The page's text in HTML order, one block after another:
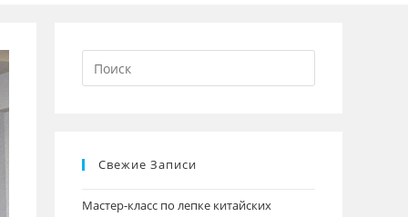
Свежие Записи
Мастер-класс по лепке китайских